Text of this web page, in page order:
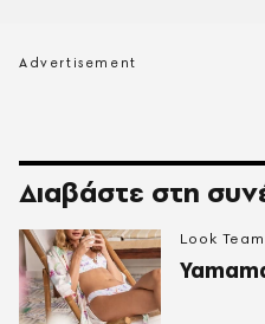
Διαβάστε στη
Look Team